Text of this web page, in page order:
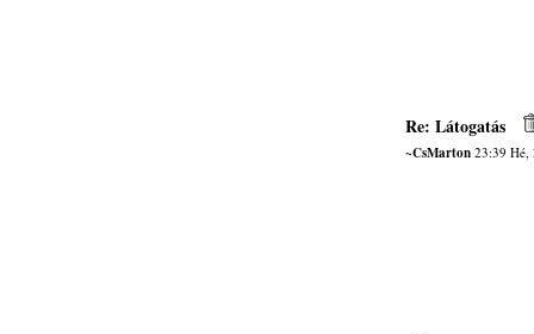
Re: Látogatás
~CsMarton 23:39 Hé,